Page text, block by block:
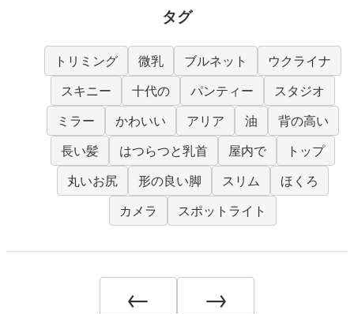
タグ
トリミング 微乳 ブルネット
ウクライナ
スキニー
十代の パンティー
スタジオ
ミラー
かわいい アリア 油
背の高い
長い髪
はつらつと乳首 屋内で
トップ
丸いお尻
形の良い脚 スリム
ほくろ
カメラ
スポットライト
← →